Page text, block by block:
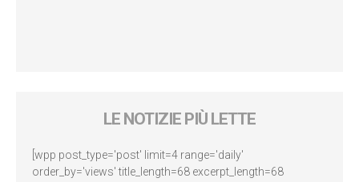
LE NOTIZIE PIÙ LETTE
[wpp post_type='post' limit=4 range='daily'
order_by='views' title_length=68 excerpt_length=68